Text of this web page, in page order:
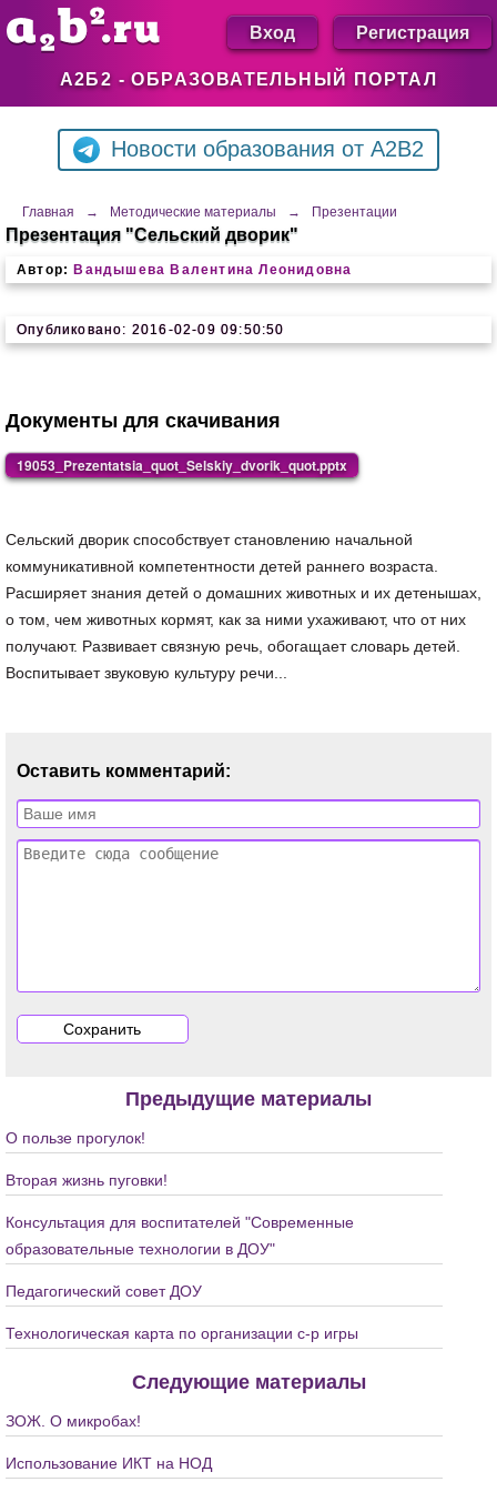
А2Б2 - ОБРАЗОВАТЕЛЬНЫЙ ПОРТАЛ
Вход Регистрация
Новости образования от A2B2
Главная → Методические материалы → Презентации
Презентация "Сельский дворик"
Автор: Вандышева Валентина Леонидовна
Опубликовано: 2016-02-09 09:50:50
Документы для скачивания
19053_Prezentatsia_quot_Selskiy_dvorik_quot.pptx
Сельский дворик способствует становлению начальной
коммуникативной компетентности детей раннего возраста.
Расширяет знания детей о домашних животных и их детенышах,
о том, чем животных кормят, как за ними ухаживают, что от них
получают. Развивает связную речь, обогащает словарь детей.
Воспитывает звуковую культуру речи...
Оставить комментарий:
Предыдущие материалы
О пользе прогулок!
Вторая жизнь пуговки!
Консультация для воспитателей "Современные
образовательные технологии в ДОУ"
Педагогический совет ДОУ
Технологическая карта по организации с-р игры
Следующие материалы
ЗОЖ. О микробах!
Использование ИКТ на НОД